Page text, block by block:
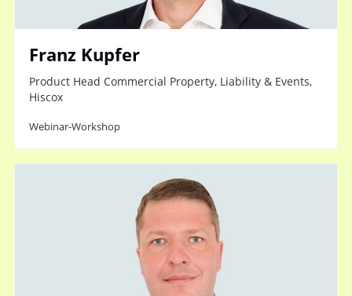
Franz Kupfer
Product Head Commercial Property, Liability & Events,
Hiscox
Webinar-Workshop